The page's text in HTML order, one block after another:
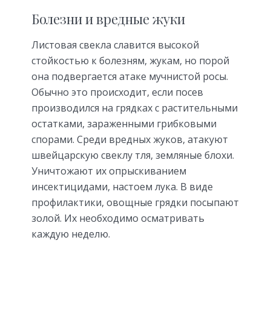
Болезни и вредные жуки
Листовая свекла славится высокой
стойкостью к болезням, жукам, но порой
она подвергается атаке мучнистой росы.
Обычно это происходит, если посев
производился на грядках с растительными
остатками, зараженными грибковыми
спорами. Среди вредных жуков, атакуют
швейцарскую свеклу тля, земляные блохи.
Уничтожают их опрыскиванием
инсектицидами, настоем лука. В виде
профилактики, овощные грядки посыпают
золой. Их необходимо осматривать
каждую неделю.